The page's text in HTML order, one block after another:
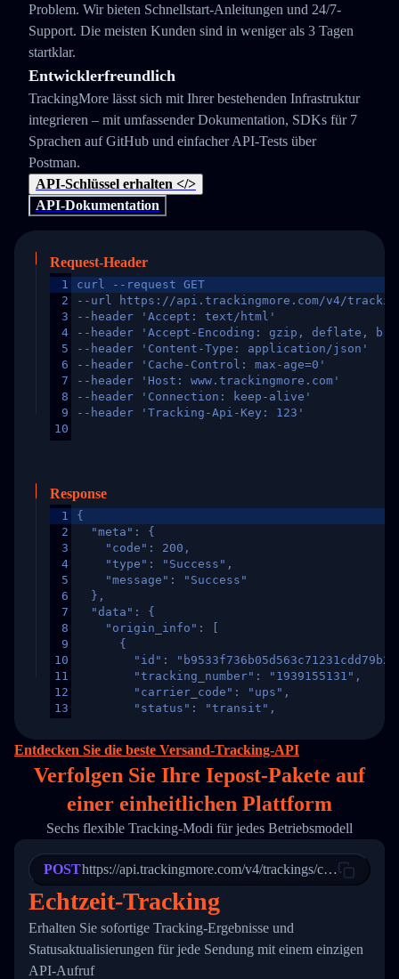
Problem. Wir bieten Schnellstart-Anleitungen und 24/7-
Support. Die meisten Kunden sind in weniger als 3 Tagen
startklar.
Entwicklerfreundlich
TrackingMore lässt sich mit Ihrer bestehenden Infrastruktur
integrieren – mit umfassender Dokumentation, SDKs für 7
Sprachen auf GitHub und einfacher API-Tests über
Postman.
API-Schlüssel erhalten </>
API-Dokumentation
Request-Header
1
2
3
4
5
6
7
8
9
10
curl --request GET
--url https://api.trackingmore.com/v4/trackings/
--header 'Accept: text/html'
--header 'Accept-Encoding: gzip, deflate,
--header 'Content-Type: application/json'
--header 'Cache-Control: max-age=0'
--header 'Host: www.trackingmore.com'
--header 'Connection: keep-alive'
--header 'Tracking-Api-Key: 123'
Response
1
2
3
4
5
6
7
8
9
10
11
12
13
16
17
19
20
21
22
23
24
25
27
28
29
{
  "meta": {
    "code": 200,
    "type": "Success",
    "message": "Success"
  },
  "data": {
    "origin_info": [
      {
"id":
        "tracking_number": "1939155131",
        "carrier_code": "ups",
        "status": "transit",
        "itemTimeLength": 2,
        "weblink": "",
        "phone": null,
        "trackinfo": [
          {
            "Date": "2017-03-08 04: 22: 00",
"StatusDescription": "Departed
"Details": "Departed Facility
          },
          {
            "Date": "2017-03-06 15:28:00",
"StatusDescription": "Shipment
"Details": "BEIJING-
          }
Entdecken Sie die beste Versand-Tracking-API
Verfolgen Sie Ihre Iepost-Pakete auf
einer einheitlichen Plattform
Sechs flexible Tracking-Modi für jedes Betriebsmodell
POSThttps://api.trackingmore.com/v4/trackings/create
Echtzeit-Tracking
Erhalten Sie sofortige Tracking-Ergebnisse und
Statusaktualisierungen für jede Sendung mit einem einzigen
API-Aufruf